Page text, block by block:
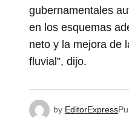
gubernamentales
en los esquemas
neto y la mejora de
fluvial”, dijo.
by EditorExpress